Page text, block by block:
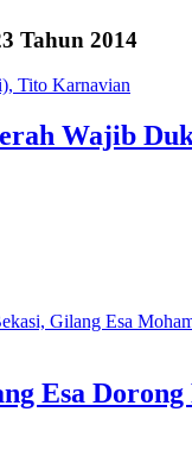
Tahun 2014
Wajib
Esa